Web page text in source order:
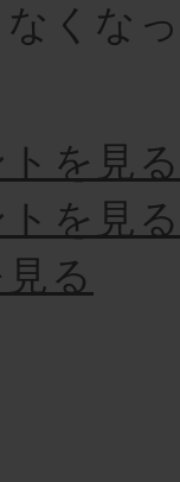
くな
を見る
を見る
る